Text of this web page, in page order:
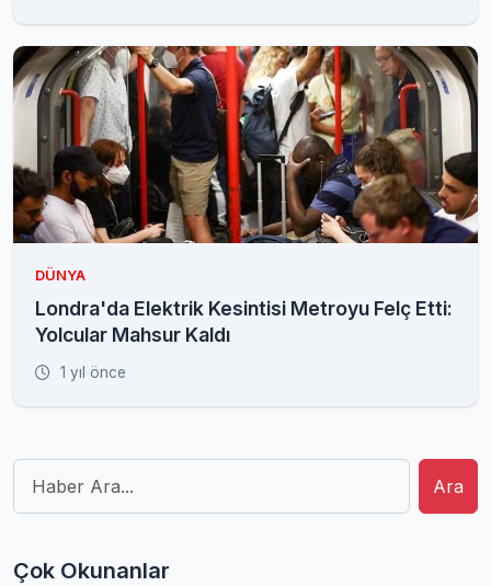
DÜNYA
Londra'da Elektrik Kesintisi Metroyu Felç Etti:
Yolcular Mahsur Kaldı
1 yıl önce
Ara
Çok Okunanlar